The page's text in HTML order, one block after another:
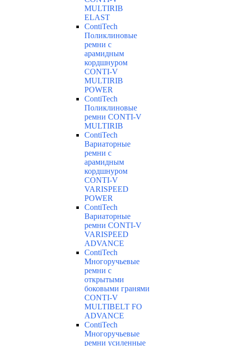
MULTIRIB
ELAST
ContiTech
Поликлиновые
ремни с
арамидным
кордшнуром
CONTI-V
MULTIRIB
POWER
ContiTech
Поликлиновые
ремни CONTI-V
MULTIRIB
ContiTech
Вариаторные
ремни с
арамидным
кордшнуром
CONTI-V
VARISPEED
POWER
ContiTech
Вариаторные
ремни CONTI-V
VARISPEED
ADVANCE
ContiTech
Многоручьевые
ремни с
открытыми
боковыми гранями
CONTI-V
MULTIBELT FO
ADVANCE
ContiTech
Многоручьевые
ремни усиленные